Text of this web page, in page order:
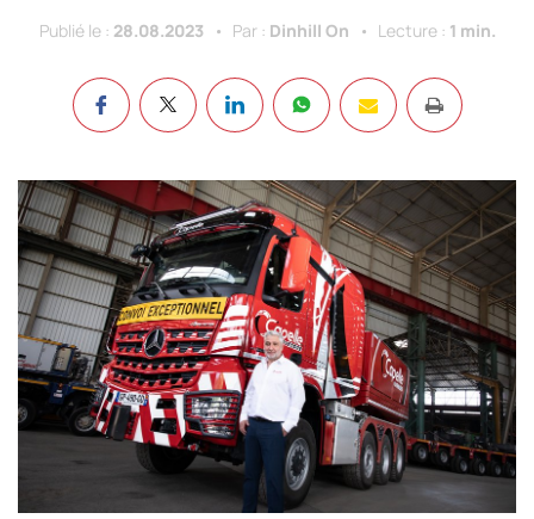
Publié le : 28.08.2023 Par : Dinhill On Lecture : 1 min.